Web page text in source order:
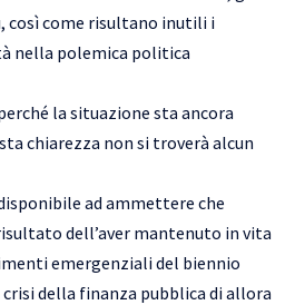
così come risultano inutili i
nella polemica politica
la situazione sta ancora
chiarezza non si troverà alcun
ad ammettere che
dell’aver mantenuto in vita
emergenziali del biennio
della finanza pubblica di allora